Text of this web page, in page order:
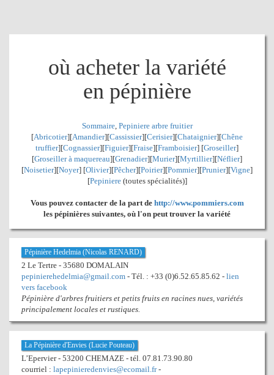
où acheter la variété
en pépinière
Sommaire, Pepiniere arbre fruitier
[Abricotier][Amandier][Cassissier][Cerisier][Chataignier][Chêne
truffier][Cognassier][Figuier][Fraise][Framboisier] [Groseiller]
[Groseiller à maquereau][Grenadier][Murier][Myrtillier][Néflier]
[Noisetier][Noyer] [Olivier][Pêcher][Poirier][Pommier][Prunier][Vigne]
[Pepiniere(toutes spécialités)]
Vous pouvez contacter de la part de http://www.pommiers.com
les pépinières suivantes, où l'on peut trouver la variété
Pépinière Hedelmia (Nicolas RENARD)
2 Le Tertre - 35680 DOMALAIN
pepinierehedelmia@gmail.com - Tél. : +33 (0)6.52.65.85.62 - lien
vers facebook
Pépinière d'arbres fruitiers et petits fruits en racines nues, variétés
principalement locales et rustiques.
La Pépinière d'Envies (Lucie Pouteau)
L’Epervier - 53200 CHEMAZE - tél. 07.81.73.90.80
courriel : lapepinieredenvies@ecomail.fr-